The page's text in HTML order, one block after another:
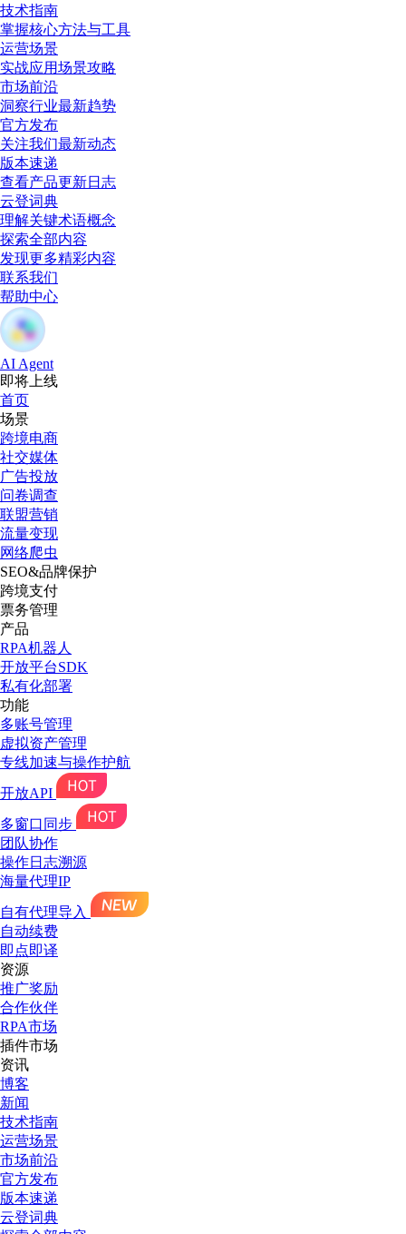
技术指南
掌握核心方法与工具
运营场景
实战应用场景攻略
市场前沿
洞察行业最新趋势
官方发布
关注我们最新动态
版本速递
查看产品更新日志
云登词典
理解关键术语概念
探索全部内容
发现更多精彩内容
联系我们
帮助中心
AI Agent
即将上线
首页
场景
跨境电商
社交媒体
广告投放
问卷调查
联盟营销
流量变现
网络爬虫
SEO&品牌保护
跨境支付
票务管理
产品
RPA机器人
开放平台SDK
私有化部署
功能
多账号管理
虚拟资产管理
专线加速与操作护航
开放API
多窗口同步
团队协作
操作日志溯源
海量代理IP
自有代理导入
自动续费
即点即译
资源
推广奖励
合作伙伴
RPA市场
插件市场
资讯
博客
新闻
技术指南
运营场景
市场前沿
官方发布
版本速递
云登词典